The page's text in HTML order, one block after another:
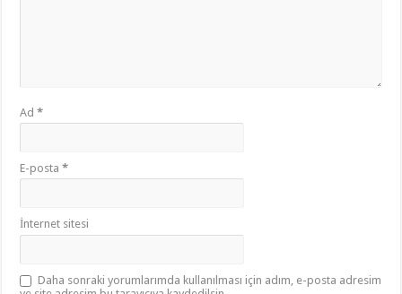
Ad*
E-posta*
İnternet sitesi
Daha sonraki yorumlarımda kullanılması için adım, e-posta adresim